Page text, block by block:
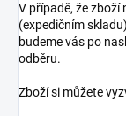
V případě, že zboží
(expedičním
budeme vás po
odběru.
Zboží si můžete